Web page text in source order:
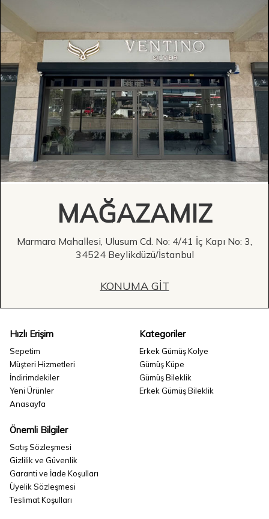
MAĞAZAMIZ
Marmara Mahallesi, Ulusum Cd. No: 4/41 İç Kapı No: 3,
34524 Beylikdüzü/İstanbul
KONUMA GIT
Hızlı Erişim
Sepetim
Müşteri Hizmetleri
İndirimdekiler
Yeni Ürünler
Anasayfa
Kategoriler
Erkek Gümüş Kolye
Gümüş Küpe
Gümüş Bileklik
Erkek Gümüş Bileklik
Önemli Bilgiler
Satış Sözleşmesi
Gizlilik ve Güvenlik
Garanti ve İade Koşulları
Üyelik Sözleşmesi
Teslimat Koşulları